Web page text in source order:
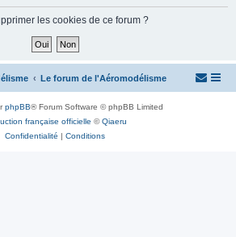
les cookies de ce forum ?
Le forum de l'Aéromodélisme
phpBB® Forum Software © phpBB Limited
française officielle ©Qiaeru
Confidentialité | Conditions